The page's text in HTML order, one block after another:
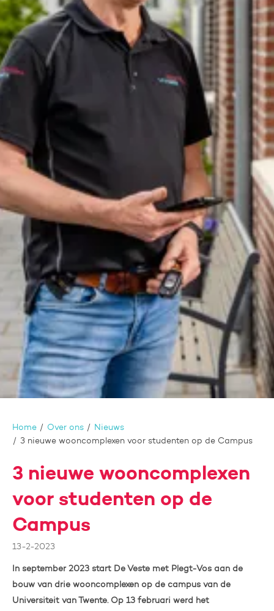
Home Over ons
Nieuws
3 nieuwe wooncomplexen voor studenten op de Campus
3 nieuwe wooncomplexen
voor studenten op de
Campus
13-2-2023
In september 2023 start De Veste met Plegt-Vos aan de
bouw van drie wooncomplexen op de campus van de
Universiteit van Twente. Op 13 februari werd het